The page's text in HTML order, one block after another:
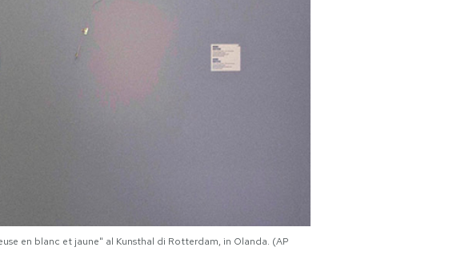
en blanc et jaune" al Kunsthal di Rotterdam, in Olanda. (AP